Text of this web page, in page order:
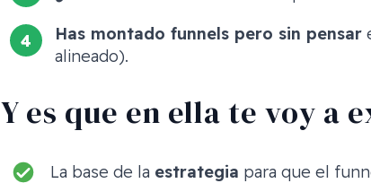
Has montado funnels pero sin pensar
alineado).
Y es que en ella te voy a
La base de la estrategia para que el